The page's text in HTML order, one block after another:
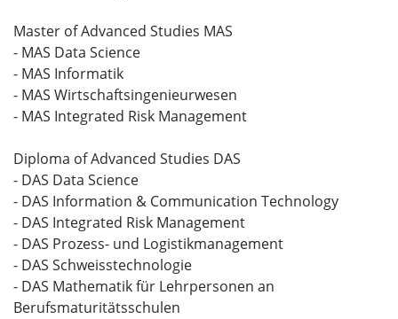
Master of Advanced Studies MAS
- MAS Data Science
- MAS Informatik
- MAS Wirtschaftsingenieurwesen
- MAS Integrated Risk Management
Diploma of Advanced Studies DAS
- DAS Data Science
- DAS Information & Communication Technology
- DAS Integrated Risk Management
- DAS Prozess- und Logistikmanagement
- DAS Schweisstechnologie
- DAS Mathematik für Lehrpersonen an
Berufsmaturitätsschulen